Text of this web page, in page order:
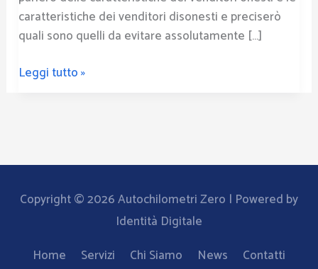
caratteristiche dei venditori disonesti e preciserò
quali sono quelli da evitare assolutamente […]
Leggi tutto »
Copyright © 2026Autochilometri Zero | Powered by
Identità Digitale
Home
Servizi Chi Siamo News
Contatti